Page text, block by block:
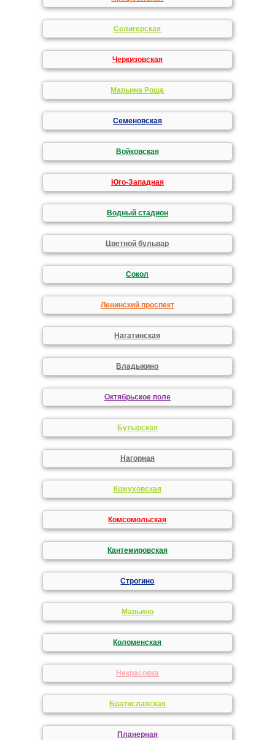
Селигерская
Черкизовская
Марьина Роща
Семеновская
Войковская
Юго-Западная
Водный стадион
Цветной бульвар
Сокол
Ленинский проспект
Нагатинская
Владыкино
Октябрьское поле
Бутырская
Нагорная
Кожуховская
Комсомольская
Кантемировская
Строгино
Марьино
Коломенская
Некрасовка
Братиславская
Планерная